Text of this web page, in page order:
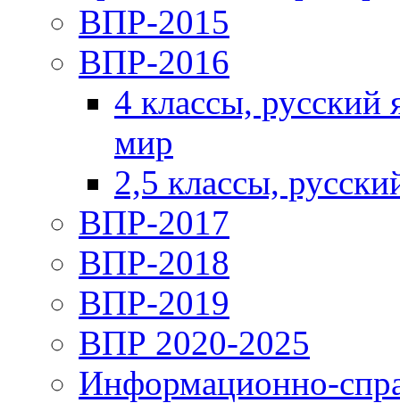
ВПР-2015
ВПР-2016
4 классы,
мир
2,5 классы,
ВПР-2017
ВПР-2018
ВПР-2019
ВПР 2020-2025
Информационно-